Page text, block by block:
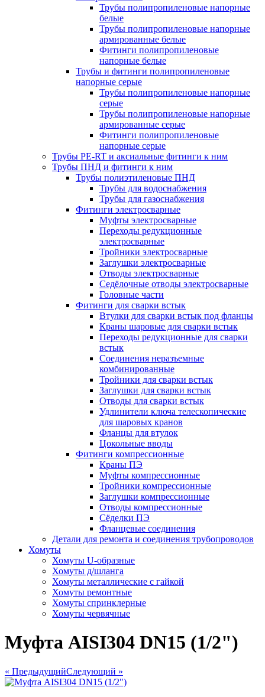
Трубы полипропиленовые напорные
белые
Трубы полипропиленовые напорные
армированные белые
Фитинги полипропиленовые
напорные белые
Трубы и фитинги полипропиленовые
напорные серые
Трубы полипропиленовые напорные
серые
Трубы полипропиленовые напорные
армированные серые
Фитинги полипропиленовые
напорные серые
Трубы PE-RT и аксиальные фитинги к ним
Трубы ПНД и фитинги к ним
Трубы полиэтиленовые ПНД
Трубы для водоснабжения
Трубы для газоснабжения
Фитинги электросварные
Муфты электросварные
Переходы редукционные
электросварные
Тройники электросварные
Заглушки электросварные
Отводы электросварные
Седёлочные отводы электросварные
Головные части
Фитинги для сварки встык
Втулки для сварки встык под фланцы
Краны шаровые для сварки встык
Переходы редукционные для сварки
встык
Соединения неразъемные
комбинированные
Тройники для сварки встык
Заглушки для сварки встык
Отводы для сварки встык
Удлинители ключа телескопические
для шаровых кранов
Фланцы для втулок
Цокольные вводы
Фитинги компрессионные
Краны ПЭ
Муфты компрессионные
Тройники компрессионные
Заглушки компрессионные
Отводы компрессионные
Сёделки ПЭ
Фланцевые соединения
Детали для ремонта и соединения трубопроводов
Хомуты
Хомуты U-образные
Хомуты д/шланга
Хомуты металлические с гайкой
Хомуты ремонтные
Хомуты спринклерные
Хомуты червячные
Муфта АISI304 DN15 (1/2")
« ПредыдущийСледующий »